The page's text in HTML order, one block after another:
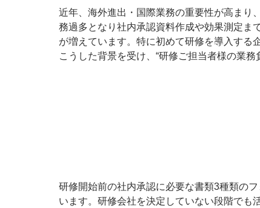
近年、海外進出・国際業務の重要性が高まり
務過多となり社内承認資料作成や効果測定ま
が増えています。特に初めて研修を導入する
こうした背景を受け、“研修ご担当者様の業
研修開始前の社内承認に必要な書類3種類の
います。研修会社を決定していない段階でも